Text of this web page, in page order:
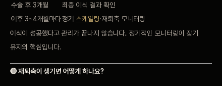
수술 후 3개월
최종 이식 결과 확인
이후 3~4개월마다정기 스케일링·재퇴축 모니터링
이식이 성공했다고 관리가 끝나지 않습니다. 정기적인 모니터링이 장기
유지의 핵심입니다.
🔴 재퇴축이 생기면 어떻게 하나요?